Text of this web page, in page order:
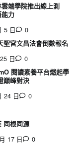
端學院推出線上測
力
5 日
0
聖宮文昌法會倒數報名
日
0
閱讀素養平台燃起學
巔峰對決
24 日 0
同根同源
17 日 0